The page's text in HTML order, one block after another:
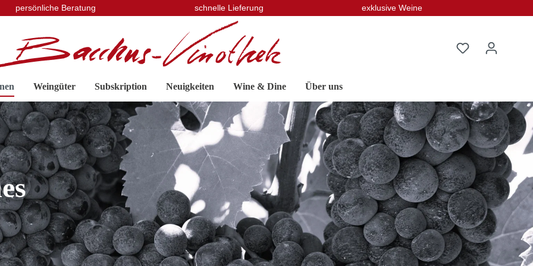
persönliche Beratung schnelle Lieferung exklusive Weine
Weingüter Subskription Neuigkeiten Wine & Dine Über uns